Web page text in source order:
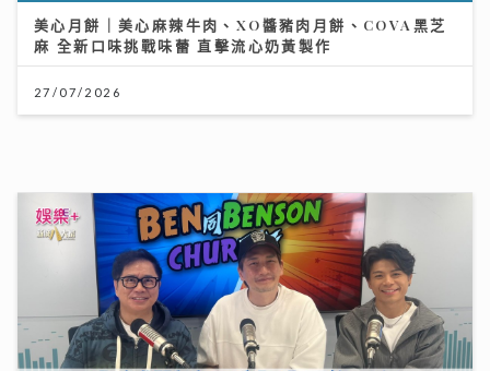
美心月餅｜美心麻辣牛肉、XO醬豬肉月餅、COVA黑芝
麻 全新口味挑戰味蕾 直擊流心奶黃製作
27/07/2026